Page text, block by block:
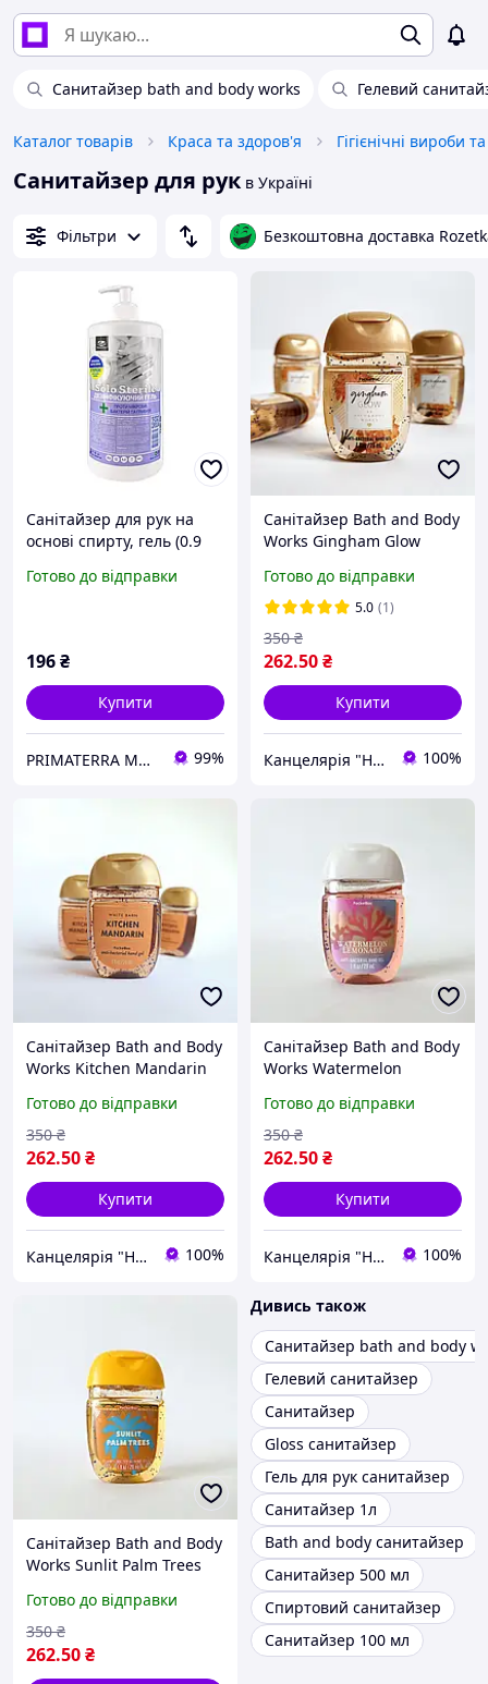
Санитайзер bath and body works Гелевий
Каталог товарів Краса та здоров'я Гігієнічні вироби
Санитайзер для рук в Україні
Фільтри Безкоштовна доставка
Санітайзер для рук на
основі спирту, гель (0.9
Готово до відправки
196₴
Купити
PRIMATERRA Миючі засоби 99%
Санітайзер Bath and Body
Works Gingham Glow
Готово до відправки
5.0 (1)
262.50₴
350 ₴
Купити
Канцелярія "Happy Art Shop" 100%
Санітайзер Bath and Body
Works Kitchen Mandarin
Готово до відправки
262.50₴
350 ₴
Купити
Канцелярія "Happy Art Shop" 100%
Санітайзер Bath and Body
Works Watermelon
29 мл
Готово до відправки
262.50₴
350 ₴
Купити
Канцелярія "Happy Art Shop" 100%
Санітайзер Bath and Body
Works Sunlit Palm Trees
Готово до відправки
262.50₴
350 ₴
Дивись також
Санитайзер bath and body
Гелевий санитайзер
Санитайзер
Gloss санитайзер
Гель для рук санитайзер
Санитайзер 1л
Bath and body санитайзер
Санитайзер 500 мл
Спиртовий санитайзер
Санитайзер 100 мл